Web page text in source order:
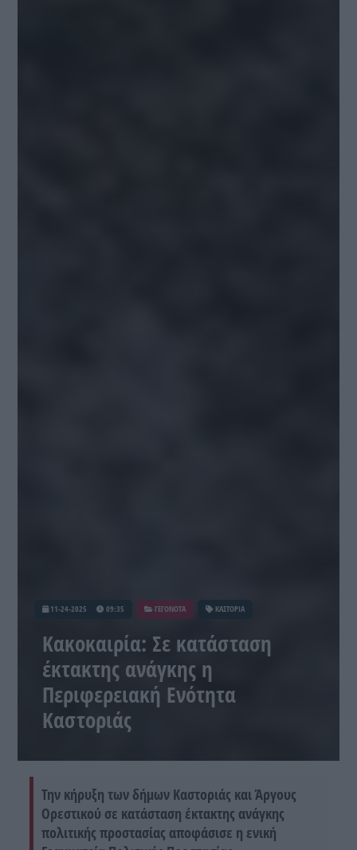
11-24-2025 09:35 ΓΕΓΟΝΟΤΑ ΚΑΣΤΟΡΙΑ
Κακοκαιρία: Σε κατάσταση
έκτακτης ανάγκης η
Περιφερειακή Ενότητα
Καστοριάς
Την κήρυξη των δήμων Καστοριάς και Άργους
Ορεστικού σε κατάσταση έκτακτης ανάγκης
πολιτικής προστασίας αποφάσισε η ενική